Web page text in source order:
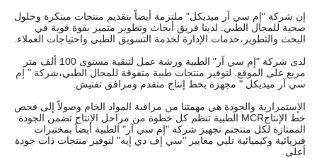
إن شركة "إم سي آر ميديكل" ملتزمة أيضاً بتقديم منتجات مبتكرة وحلول
صحية للمجال الطبي. لدينا فريق أبحاث وتطوير متميز بقوة قوية في
البحث والتطوير،خدمات الإدارة لخدمة التسويق الطبي واحتياجات العملاء.
لدى شركة "إم سي آر" الطبية ورشة عمل لتنقية مستوى 100 ألف متر
مربع على الموقع. لتوفير منتجات طبية متفوقة للمجال الطبي،شركة " إم
سي آر ميديكل " مجهزة بخط إنتاج متقدم ومرافق تفتيش.
الإستمرارية والجودة هي مهمتنا من مراقبة المواد الخام وصولاً إلى فحص
خط الإنتاجMCR الطبية تنظم كل خطوة من مراحل الإنتاج تضمن الجودة
الممتازة لكل منتجتم تجهيز شركة "إم سي آر" الطبية أيضاً بمختبرات
فيزيائية وكيميائية تلبي معايير "سي إف دي إيه" لتوفير منتجات ذات جودة
أعلى.